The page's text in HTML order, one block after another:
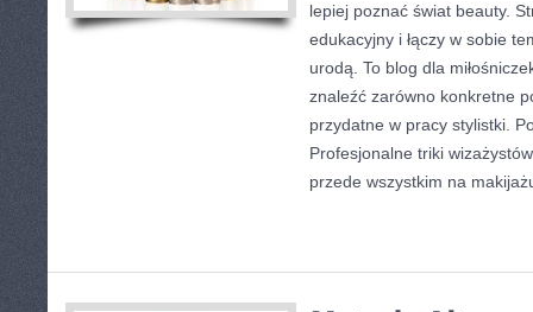
lepiej poznać świat beauty.
edukacyjny i łączy w sobie
urodą. To blog dla
znaleźć zarówno konkretne
przydatne w pracy stylistki.
Profesjonalne triki
przede wszystkim na